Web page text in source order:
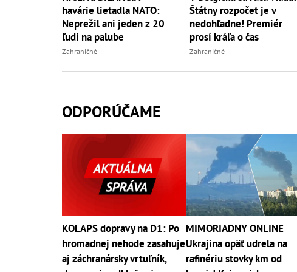
havárie lietadla NATO:
Neprežil ani jeden z 20
ľudí na palube
Zahraničné
Štátny rozpočet je v
nedohľadne! Premiér
prosí kráľa o čas
Zahraničné
ODPORÚČAME
KOLAPS dopravy na D1: Po
hromadnej nehode zasahuje
aj záchranársky vrtuľník,
MIMORIADNY ONLINE
Ukrajina opäť udrela na
rafinériu stovky km od